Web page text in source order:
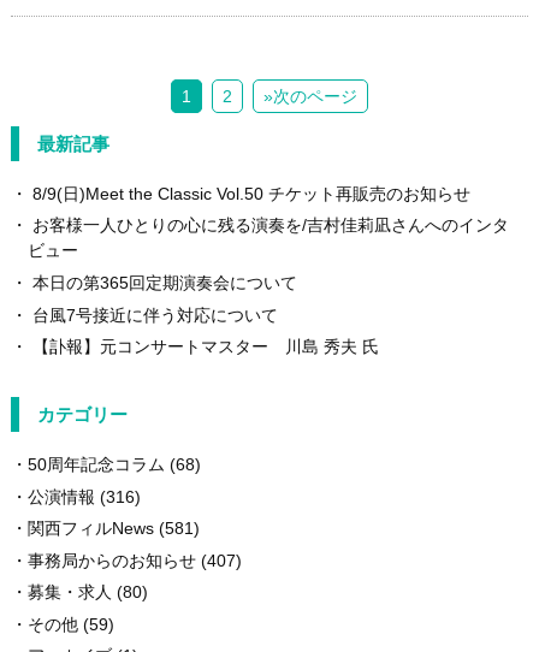
1 2 »次のページ
最新記事
8/9(日)Meet the Classic Vol.50 チケット再販売のお知らせ
お客様一人ひとりの心に残る演奏を/吉村佳莉凪さんへのインタ
ビュー
本日の第365回定期演奏会について
台風7号接近に伴う対応について
【訃報】元コンサートマスター 川島 秀夫 氏
カテゴリー
50周年記念コラム (68)
公演情報 (316)
関西フィルNews(581)
事務局からのお知らせ(407)
募集・求人 (80)
その他(59)